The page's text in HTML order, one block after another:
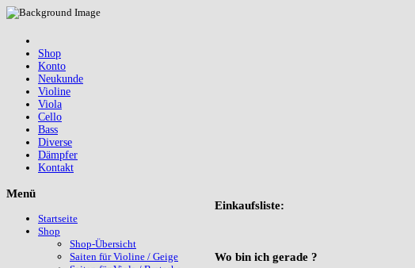
Shop
Konto
Neukunde
Violine
Viola
Cello
Bass
Diverse
Dämpfer
Kontakt
Einkaufsliste:
Wo bin ich gerade ?
Menü
Startseite
Shop
Shop-Übersicht
Saiten für Violine / Geige